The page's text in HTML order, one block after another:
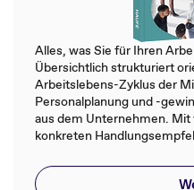
Alles, was Sie für Ihren
Übersichtlich strukturiert
Arbeitslebens-Zyklus der
Personalplanung und -
aus dem Unternehmen. Mit
konkreten